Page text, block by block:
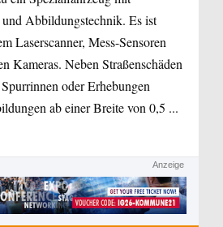
Abbildungstechnik. Es ist
Laserscanner, Mess-Sensoren
Kameras. Neben Straßenschäden
oder Erhebungen
ab einer Breite von 0,5 ...
Anzeige